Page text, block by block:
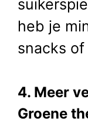
heb je
snacks
4. Meer
Groene